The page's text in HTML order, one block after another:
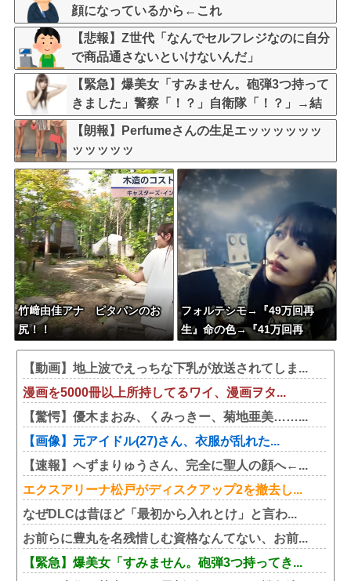
顔になっているから←これ
【悲報】Z世代「なんでセルフレジなのに自分
で商品通さないといけないんだ」
【緊急】爆美女「すみません。砲弾3つ持って
きました」警察「！？」自衛隊「！？」→結
果w w w w w w w w
【朗報】Perfumeさんの生足エッッッッッッ
ッッッッッ
竹﨑由佳アナ ピタパンのお
尻！！
フォルテシモ→『49万回再
生』命の色→『41万回再
生』....マジかよ
【動画】地上波でえっちな下乳が放送されてしま...
漫画を5000冊以上所持してるワイ、漫画ヲタ...
【驚愕】優木まおみ、くみっきー、菊地亜美……...
【画像】元アイドル(27)さん、衣服が乱れた...
【速報】へずまりゅうさん、完全に聖人の顔へ←...
エクスアリーナ松戸がディスクアップ2を撤去し...
なぜDLCは昔ほど「最初から入れとけ」と言わ...
お前らに豊丸を名残惜しむ資格なんてない、お前...
【緊急】爆美女「すみません。砲弾3つ持ってき...